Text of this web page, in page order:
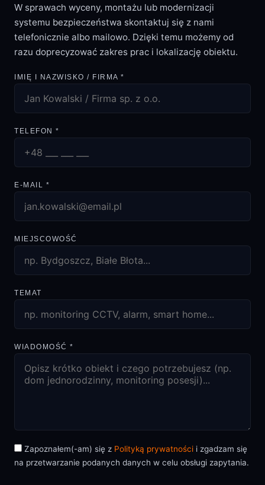
W sprawach wyceny, montażu lub modernizacji
systemu bezpieczeństwa skontaktuj się z nami
telefonicznie albo mailowo. Dzięki temu możemy od
razu doprecyzować zakres prac i lokalizację obiektu.
IMIĘ I NAZWISKO / FIRMA *
TELEFON *
E-MAIL *
MIEJSCOWOŚĆ
TEMAT
WIADOMOŚĆ *
Zapoznałem(-am) się z Polityką prywatności i zgadzam się
na przetwarzanie podanych danych w celu obsługi zapytania.